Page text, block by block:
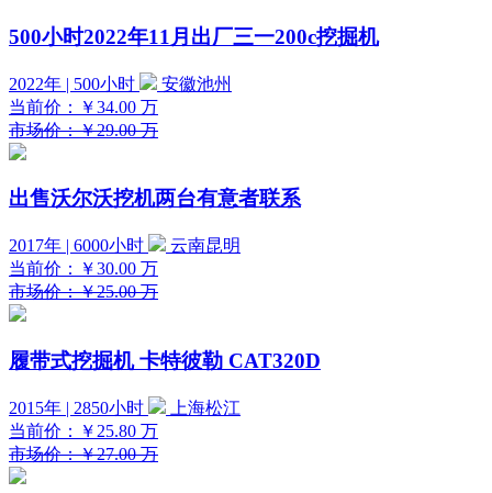
500小时2022年11月出厂三一200c挖掘机
2022年 | 500小时
安徽池州
当前价：
￥34.00 万
市场价：￥29.00 万
出售沃尔沃挖机两台有意者联系
2017年 | 6000小时
云南昆明
当前价：
￥30.00 万
市场价：￥25.00 万
履带式挖掘机 卡特彼勒 CAT320D
2015年 | 2850小时
上海松江
当前价：
￥25.80 万
市场价：￥27.00 万